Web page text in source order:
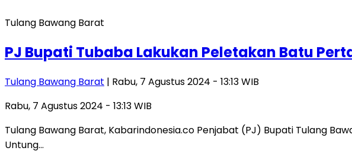
Tulang Bawang Barat
PJ Bupati Tubaba Lakukan Peletakan Batu
Tulang Bawang Barat | Rabu, 7 Agustus 2024 - 13:13 WIB
Rabu, 7 Agustus 2024 - 13:13 WIB
Tulang Bawang Barat, Kabarindonesia.co Penjabat (PJ) Bupati Tulang
Untung…